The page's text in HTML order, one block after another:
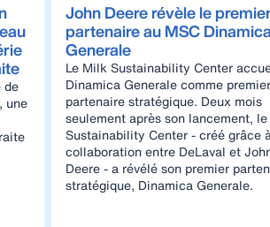
de
une
John Deere révèle le
partenaire au MSC Dinamica
Generale
Le Milk Sustainability Center
Dinamica Generale comme premier
partenaire stratégique. Deux mois
seulement après son lancement,
Sustainability Center - créé grâce
collaboration entre DeLaval et
Deere - a révélé son premier
stratégique, Dinamica Generale.